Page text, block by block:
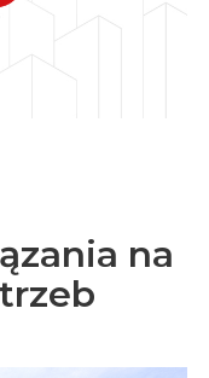
na